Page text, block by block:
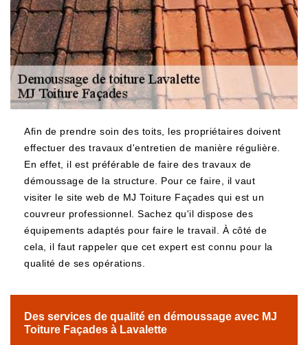
Afin de prendre soin des toits, les propriétaires doivent
effectuer des travaux d'entretien de manière régulière.
En effet, il est préférable de faire des travaux de
démoussage de la structure. Pour ce faire, il vaut
visiter le site web de MJ Toiture Façades qui est un
couvreur professionnel. Sachez qu'il dispose des
équipements adaptés pour faire le travail. À côté de
cela, il faut rappeler que cet expert est connu pour la
qualité de ses opérations.
Des services de qualité en démoussage avec MJ
Toiture Façades à Lavalette